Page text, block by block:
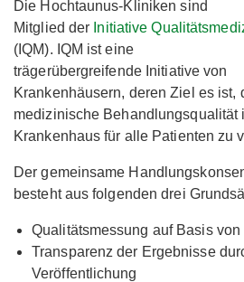
Die Hochtaunus-Kliniken sind
Mitglied der Initiative
(IQM). IQM ist eine
trägerübergreifende Initiative von
Krankenhäusern, deren Ziel es ist,
medizinische Behandlungsqualität
Krankenhaus für alle Patienten zu
Der gemeinsame
besteht aus folgenden drei
Qualitätsmessung auf Basis
Transparenz der Ergebnisse
Veröffentlichung